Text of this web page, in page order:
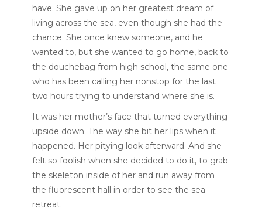
have. She gave up on her greatest dream of
living across the sea, even though she had the
chance. She once knew someone, and he
wanted to, but she wanted to go home, back to
the douchebag from high school, the same one
who has been calling her nonstop for the last
two hours trying to understand where she is.
It was her mother’s face that turned everything
upside down. The way she bit her lips when it
happened. Her pitying look afterward. And she
felt so foolish when she decided to do it, to grab
the skeleton inside of her and run away from
the fluorescent hall in order to see the sea
retreat.